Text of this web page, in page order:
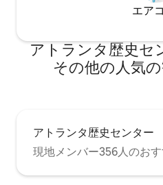
エア
アトランタ歴史セ
そ⁠の⁠他⁠の人⁠気⁠
アトランタ歴史センター
現地メンバー356人のお